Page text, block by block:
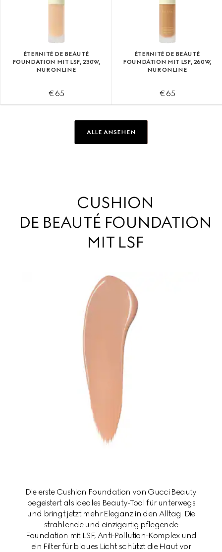
ÉTERNITÉ DE BEAUTÉ
FOUNDATION MIT LSF, 230W,
NUR ONLINE
€ 65
ÉTERNITÉ DE BEAUTÉ
FOUNDATION MIT LSF, 260W,
NUR ONLINE
€ 65
ALLE ANSEHEN
CUSHION
DE BEAUTÉ FOUNDATION
MIT LSF
Die erste Cushion Foundation von Gucci Beauty
begeistert als ideales Beauty-Tool für unterwegs
und bringt jetzt mehr Eleganz in den Alltag. Die
strahlende und einzigartig pflegende
Foundation mit LSF, Anti-Pollution-Komplex und
ein Filter für blaues Licht schützt die Haut vor